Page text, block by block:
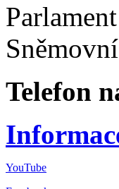
Telefon
YouTube